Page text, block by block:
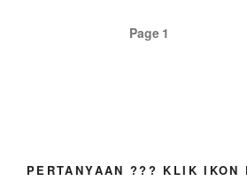
Page 1
PERTANYAAN ??? KLIK IKON